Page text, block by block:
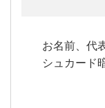
お名前、代
シュカード